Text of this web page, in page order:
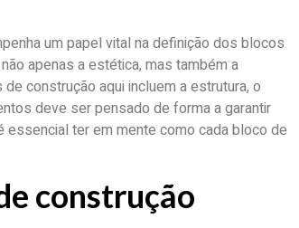
um papel vital na definição dos blocos
apenas a estética, mas também a
construção aqui incluem a estrutura, o
deve ser pensado de forma a garantir
essencial ter em mente como cada bloco de
construção